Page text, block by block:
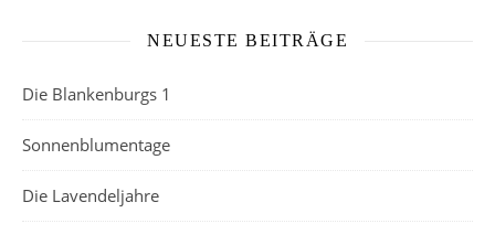
NEUESTE BEITRÄGE
Die Blankenburgs 1
Sonnenblumentage
Die Lavendeljahre